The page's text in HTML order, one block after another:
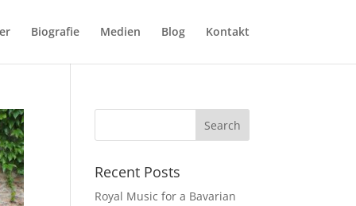
Biografie Medien Blog Kontakt
Recent Posts
Royal Music for a Bavarian